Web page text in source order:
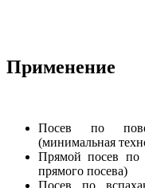
Применение
Посев по
(минимальная
Прямой посев по
прямого посева)